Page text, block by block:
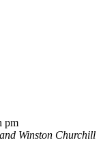
pm
Winston Churchill